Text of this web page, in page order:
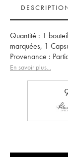
Quantité : 1
marquées, 1
Provenance :
Région :
Beaujolais
En savoir plus...